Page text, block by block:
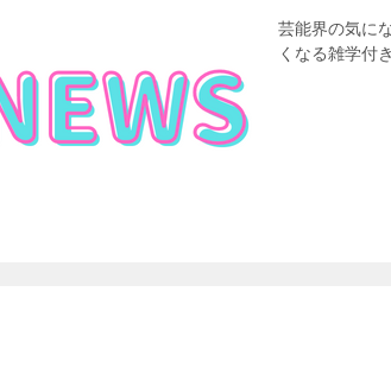
芸能界の気に
くなる雑学付